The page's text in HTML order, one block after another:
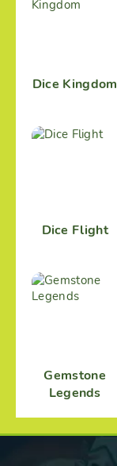
Dice Kingdom
Dice Flight
Gemstone
Legends